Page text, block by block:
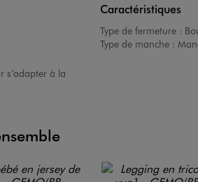
s’adapter à la
Caractéristiques
Type de fermeture :
Type de manche :